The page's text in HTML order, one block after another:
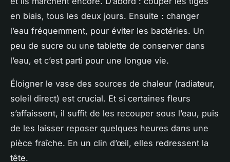
en biais, tous les deux jours. Ensuite : changer
l’eau fréquemment, pour éviter les bactéries. Un
peu de sucre ou une tablette de conserver dans
l’eau, et c’est parti pour une longue vie.
Éloigner le vase des sources de chaleur (radiateur,
soleil direct) est crucial. Et si certaines fleurs
s’affaissent, il suffit de les recouper sous l’eau, puis
de les laisser reposer quelques heures dans une
pièce fraîche. En un clin d’œil, elles redressent la
tête.